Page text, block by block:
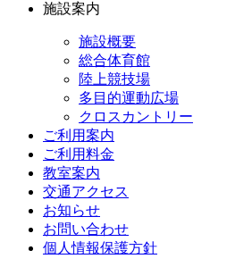
施設案内
施設概要
総合体育館
陸上競技場
多目的運動広場
クロスカントリー
ご利用案内
ご利用料金
教室案内
交通アクセス
お知らせ
お問い合わせ
個人情報保護方針